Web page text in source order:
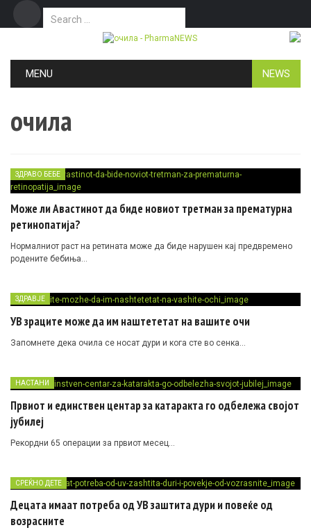
Search for:
MENU NEWS
очила
ЗДРАВО БЕБЕ
Може ли Авастинот да биде новиот третман за прематурна
ретинопатија?
Нормалниот раст на ретината може да биде нарушен кај предвремено
родените бебиња…
ЗДРАВЈЕ
УВ зраците може да им наштететат на вашите очи
Запомнете дека очила се носат дури и кога сте во сенка…
НАСТАНИ
Првиот и единствен центар за катаракта го одбележа својот
јубилеј
Рекордни 65 операции за првиот месец…
СРЕЌНО ДЕТЕ
Децата имаат потреба од УВ заштита дури и повеќе од
возрасните